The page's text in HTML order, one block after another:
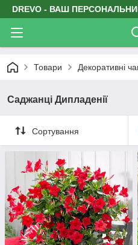
DREVO - ВАШ
Товари Декоративні
Саджанці Дипладенії
Сортування